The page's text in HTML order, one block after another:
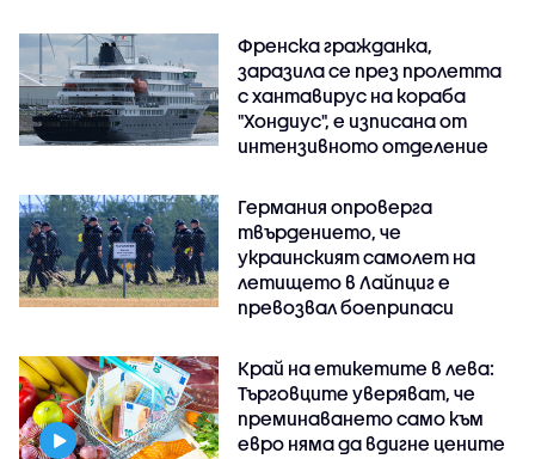
Френска гражданка,
заразила се през пролетта
с хантавирус на кораба
"Хондиус", е изписана от
интензивното отделение
Германия опроверга
твърдението, че
украинският самолет на
летището в Лайпциг е
превозвал боеприпаси
Край на етикетите в лева:
Търговците уверяват, че
преминаването само към
евро няма да вдигне цените